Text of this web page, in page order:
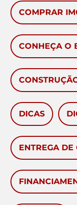
COMPRAR
CONHEÇA O
DICAS
ENTREGA DE